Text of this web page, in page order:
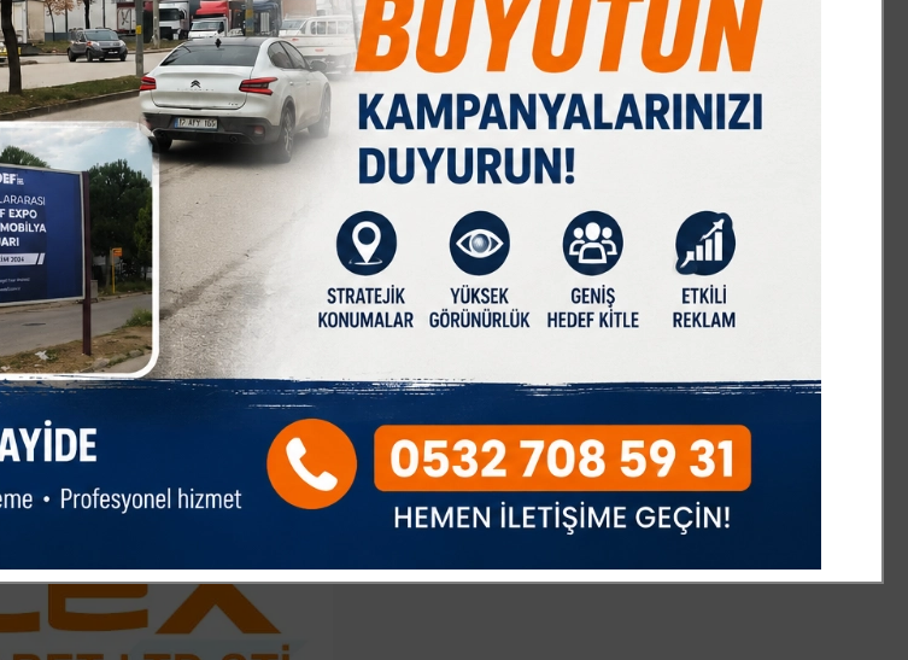
imkânı da buluyor.
"La La Land (Aşıklar Şehri)" filminin
yaptığı ve başrollerinde Ryan
Mia ile caz piyanisti Sebastian’ın
tarihi köprünün büyülü atmosferiyle